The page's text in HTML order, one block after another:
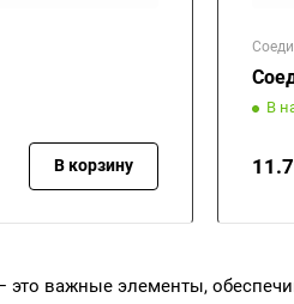
В корзину
В
это важные элементы,